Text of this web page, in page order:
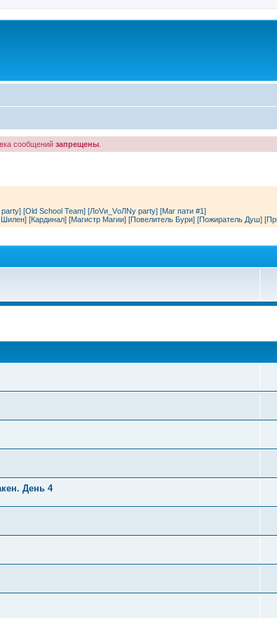
сообщений запрещены
party] [Old School Team] [ЛоVи_VоЛNу party] [Маг пати #1]
[Кардинал] [Магистр Магии] [Повелитель Бури] [Пожиратель Душ]
День 4